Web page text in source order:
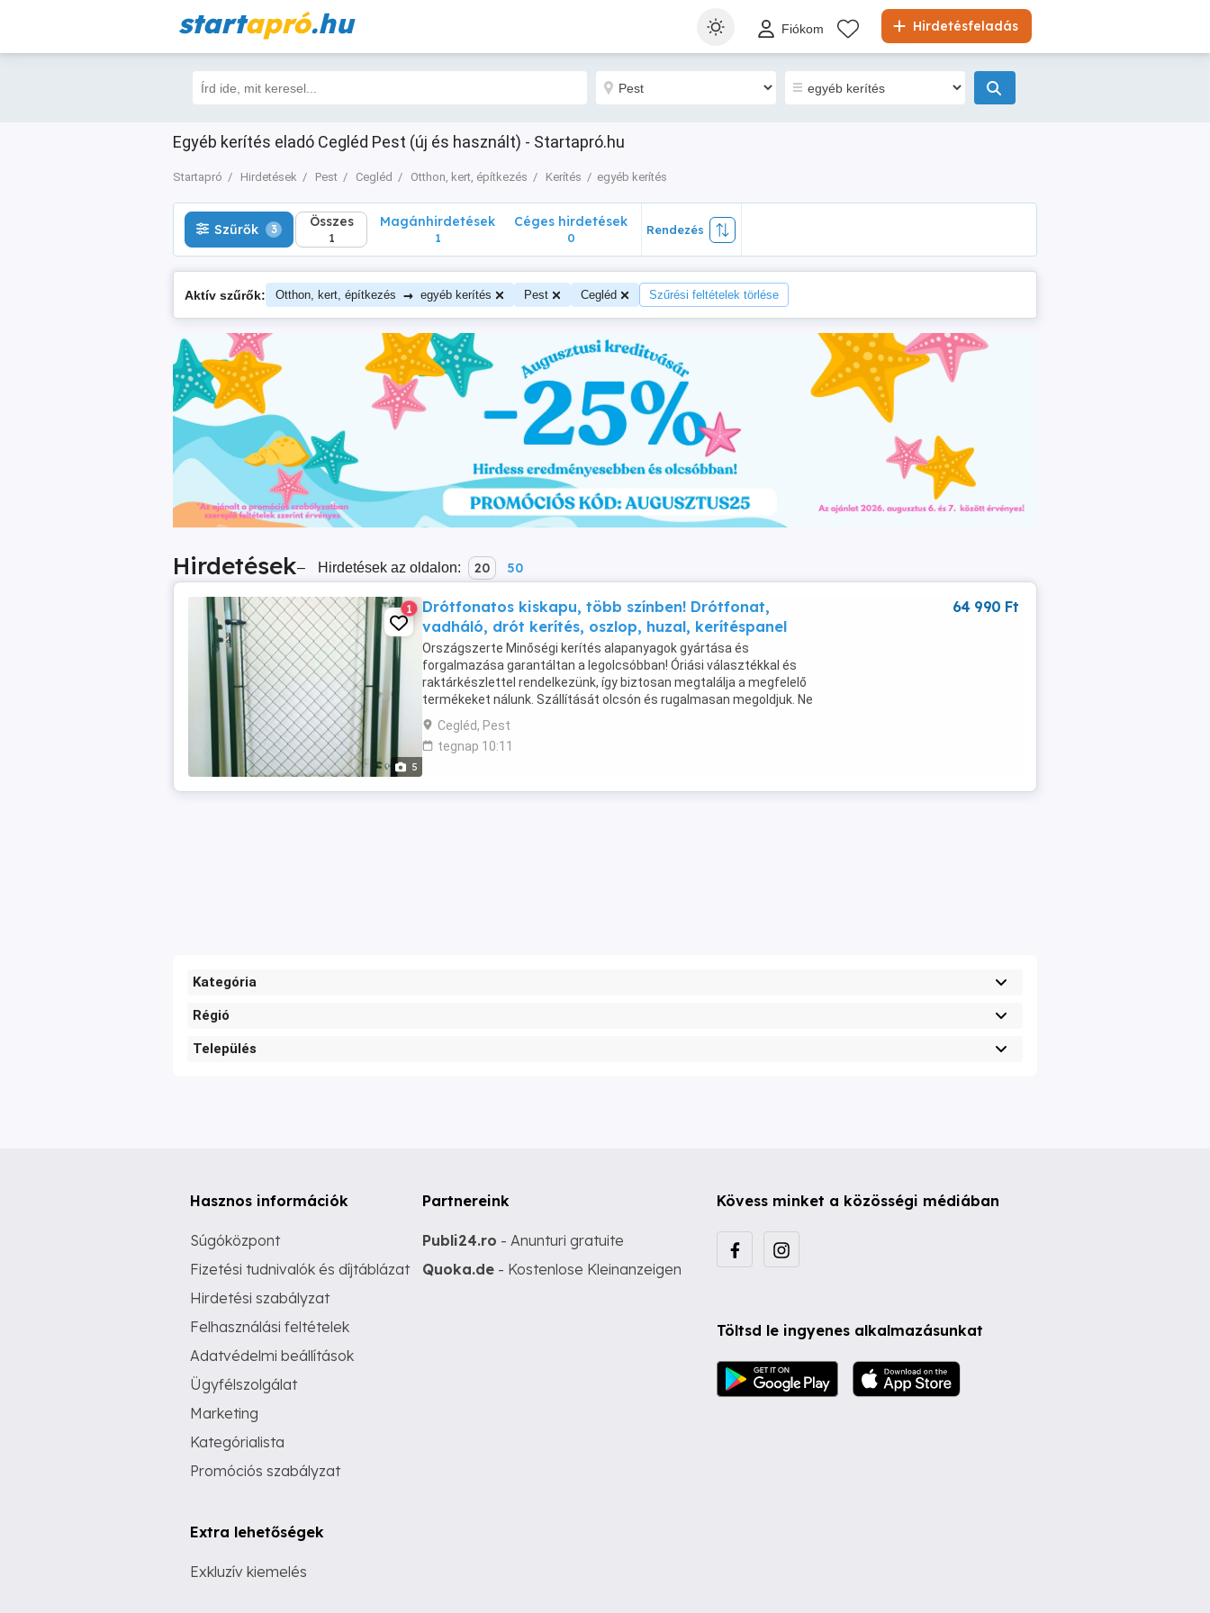
startapró.hu Hirdetésfeladás
Fiókom
Egyéb kerítés eladó Cegléd Pest (új és használt) - Startapró.hu
Startapró Hirdetések Pest Cegléd Otthon, kert, építkezés Kerítés egyéb kerítés
Szűrők 3 Összes
1
Szűrők 3 Összes
1
Magánhirdetések
1
Céges hirdetések
0
Rendezés
Aktív szűrők: Otthon, kert, építkezés → egyéb kerítés Pest Cegléd Szűrési feltételek törlése
Hirdetések– Hirdetések az oldalon: 20 50
5
1
Drótfonatos kiskapu, több színben! Drótfonat,
vadháló, drót kerítés, oszlop, huzal, kerítéspanel
Országszerte Minőségi kerítés alapanyagok gyártása és
forgalmazása garantáltan a legolcsóbban! Óriási választékkal és
raktárkészlettel rendelkezünk, így biztosan megtalálja a megfelelő
termékeket nálunk. Szállítását olcsón és rugalmasan megoldjuk. Ne
habozzon, kérjen ajánlatot még ma! Startap
Cegléd, Pest
tegnap 10:11
64 990 Ft
Kategória
Régió
Település
Hasznos információk
Súgóközpont
Fizetési tudnivalók és díjtáblázat
Hirdetési szabályzat
Felhasználási feltételek
Adatvédelmi beállítások
Ügyfélszolgálat
Marketing
Kategórialista
Promóciós szabályzat
Extra lehetőségek
Exkluzív kiemelés
Partnereink
Publi24.ro - Anunturi gratuite
Quoka.de - Kostenlose Kleinanzeigen
Kövess minket a közösségi médiában
Töltsd le ingyenes alkalmazásunkat